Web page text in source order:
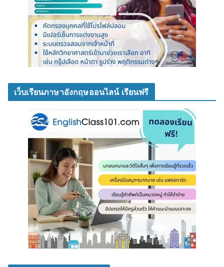
เว็บเรียนภาษาอังกฤษออนไลน์ เรียนฟรี